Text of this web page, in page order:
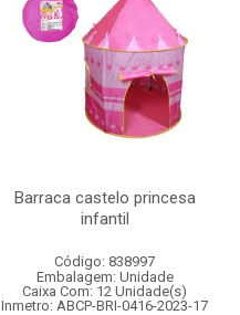
Barraca castelo princesa
infantil
Código: 838997
Embalagem: Unidade
Caixa Com: 12 Unidade(s)
Inmetro: ABCP-BRI-0416-2023-17